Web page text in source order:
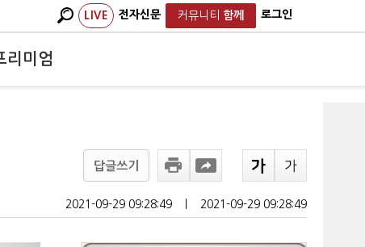
LIVE 전자신문 커뮤니티 함께 로그인
리미엄
답글쓰기
2021-09-29 09:28:49 2021-09-29 09:28:49